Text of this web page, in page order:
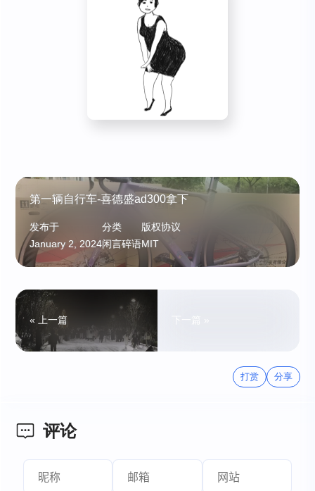
第一辆自行车-喜德盛ad300拿下
发布于
January 2, 2024
分类
闲言碎语
版权协议
MIT
« 上一篇
打赏 分享
评论